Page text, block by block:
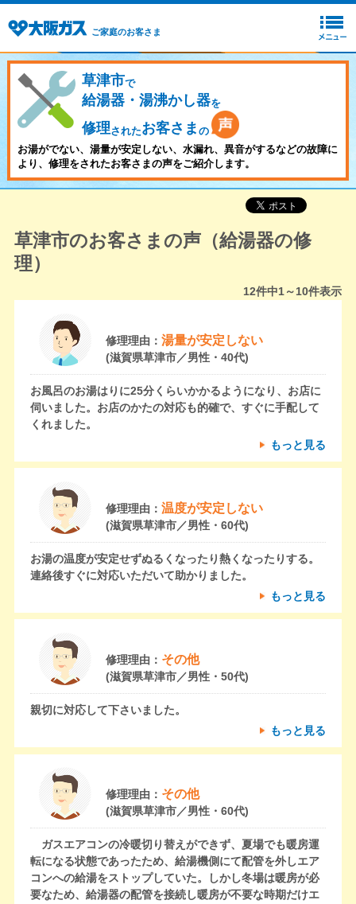
ご家庭のお客さま
草津市で
給湯器・湯沸かし器を
修理されたお客さま の
お湯がでない、湯量が安定しない、水漏れ、異音がするなどの故障に
より、修理をされたお客さまの声をご紹介します。
草津市のお客さまの声（給湯器の修
理）
12件中1～10件表示
修理理由： 湯量が安定しない
(滋賀県草津市／男性・40代)
お風呂のお湯はりに25分くらいかかるようになり、お店に
伺いました。お店のかたの対応も的確で、すぐに手配して
くれました。
もっと見る
修理理由： 温度が安定しない
(滋賀県草津市／男性・60代)
お湯の温度が安定せずぬるくなったり熱くなったりする。
連絡後すぐに対応いただいて助かりました。
もっと見る
修理理由： その他
(滋賀県草津市／男性・50代)
親切に対応して下さいました。
もっと見る
修理理由： その他
(滋賀県草津市／男性・60代)
ガスエアコンの冷暖切り替えができず、夏場でも暖房運
転になる状態であったため、給湯機側にて配管を外しエア
コンへの給湯をストップしていた。しかし冬場は暖房が必
要なため、給湯器の配管を接続し暖房が不要な時期だけエ